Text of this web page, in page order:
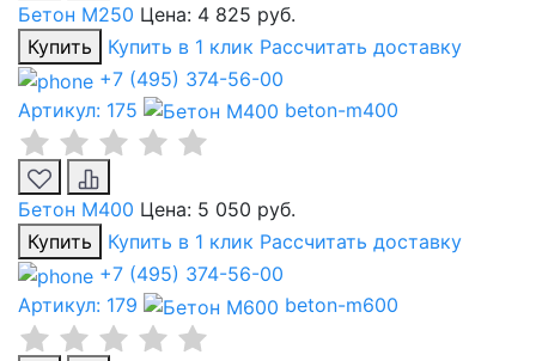
Бетон М250 Цена: 4 825 руб.
Купить
Купить в 1 клик Рассчитать доставку
+7 (495) 374-56-00
Артикул: 175
beton-m400
Бетон М400 Цена: 5 050 руб.
Купить
Купить в 1 клик Рассчитать доставку
+7 (495) 374-56-00
Артикул: 179
beton-m600